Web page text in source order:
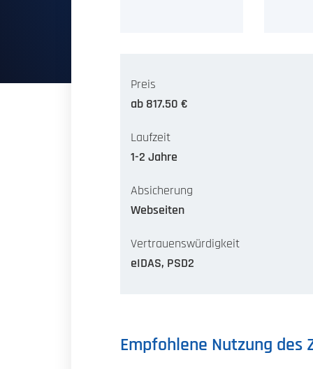
Preis
ab 817.50 €
Laufzeit
1-2 Jahre
Absicherung
Webseiten
Vertrauenswürdigkeit
eIDAS, PSD2
Empfohlene Nutzung des